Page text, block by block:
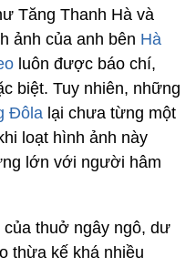
Tăng Thanh Hà và
ảnh của anh bên Hà
luôn được báo chí,
biệt. Tuy nhiên, những
Đôla lại chưa từng một
loạt hình ảnh này
lớn với người hâm
thuở ngây ngô, dư
thừa kế khá nhiều